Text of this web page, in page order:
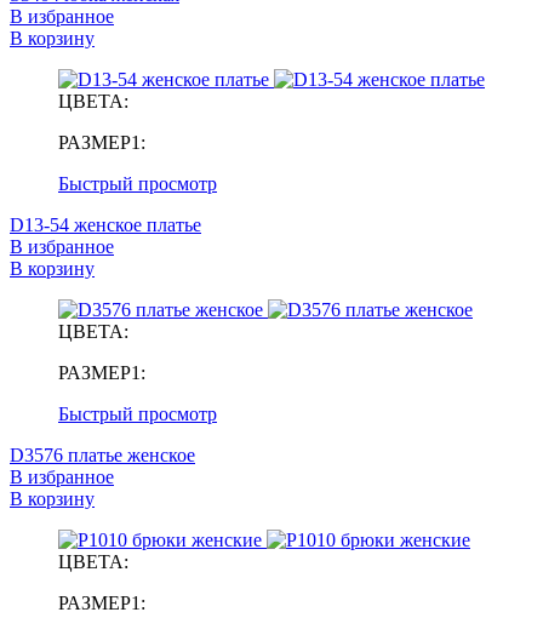
В избранное
В корзину
ЦВЕТА:
РАЗМЕР1:
Быстрый просмотр
D13-54 женское платье
В избранное
В корзину
ЦВЕТА:
РАЗМЕР1:
Быстрый просмотр
D3576 платье женское
В избранное
В корзину
ЦВЕТА:
РАЗМЕР1: